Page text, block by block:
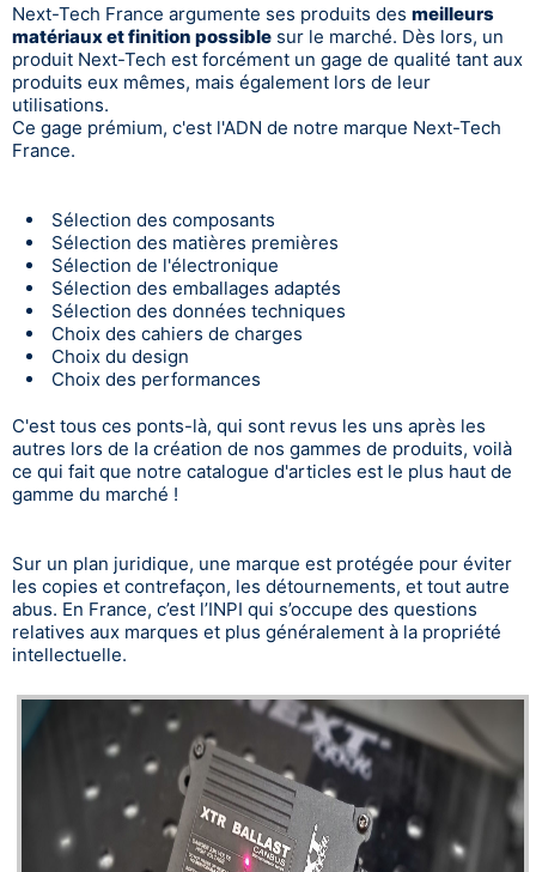
Next-Tech France argumente ses produits des meilleurs
matériaux et finition possible sur le marché. Dès lors, un
produit Next-Tech est forcément un gage de qualité tant aux
produits eux mêmes, mais également lors de leur
utilisations.
Ce gage prémium, c'est l'ADN de notre marque Next-Tech
France.
Sélection des composants
Sélection des matières premières
Sélection de l'électronique
Sélection des emballages adaptés
Sélection des données techniques
Choix des cahiers de charges
Choix du design
Choix des performances
C'est tous ces ponts-là, qui sont revus les uns après les
autres lors de la création de nos gammes de produits, voilà
ce qui fait que notre catalogue d'articles est le plus haut de
gamme du marché !
Sur un plan juridique, une marque est protégée pour éviter
les copies et contrefaçon, les détournements, et tout autre
abus. En France, c’est l’INPI qui s’occupe des questions
relatives aux marques et plus généralement à la propriété
intellectuelle.